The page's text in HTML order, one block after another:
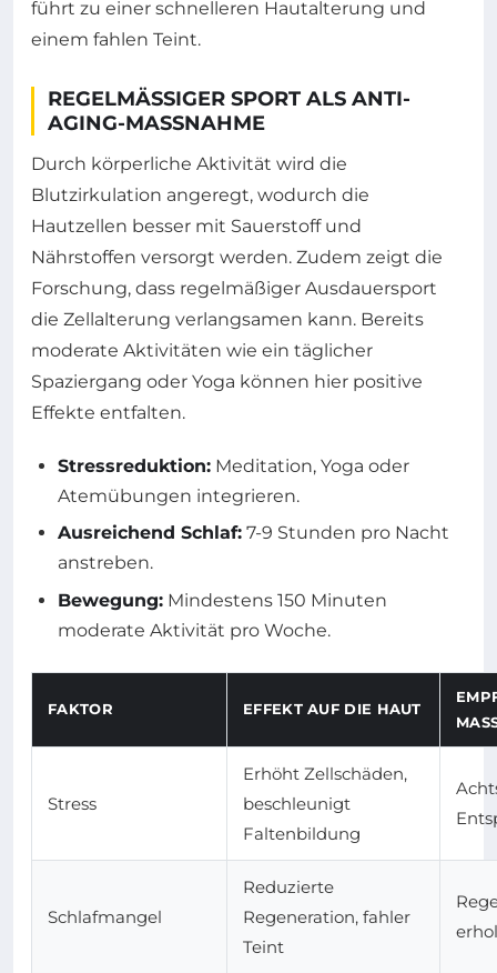
führt zu einer schnelleren Hautalterung und
einem fahlen Teint.
REGELMÄSSIGER SPORT ALS ANTI-A
GING-MASSNAHME
Durch körperliche Aktivität wird die
Blutzirkulation angeregt, wodurch die
Hautzellen besser mit Sauerstoff und
Nährstoffen versorgt werden. Zudem zeigt die
Forschung, dass regelmäßiger Ausdauersport
die Zellalterung verlangsamen kann. Bereits
moderate Aktivitäten wie ein täglicher
Spaziergang oder Yoga können hier positive
Effekte entfalten.
Stressreduktion: Meditation, Yoga oder
Atemübungen integrieren.
Ausreichend Schlaf: 7-9 Stunden pro Nacht
anstreben.
Bewegung: Mindestens 150 Minuten
moderate Aktivität pro Woche.
FAKTOR EFFEKT AUF DIE HAUT
Stress
Erhöht Zellschäden,
beschleunigt
Faltenbildung
Schlafmangel
Reduzierte
Regeneration, fahler
Teint